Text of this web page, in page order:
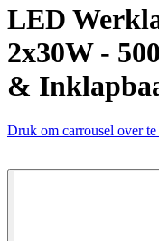
LED
2x30W -
&
Druk om carrousel over te